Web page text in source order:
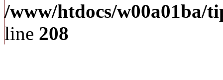
/www/htdocs/w00a01ba/
line 208